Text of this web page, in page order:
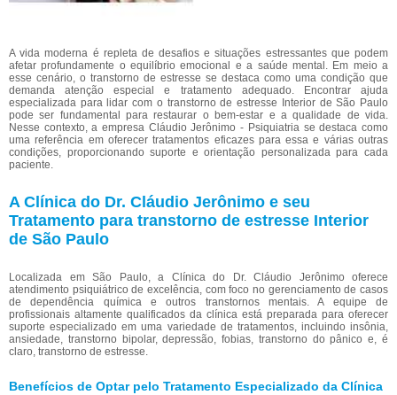
A vida moderna é repleta de desafios e situações estressantes que podem
afetar profundamente o equilíbrio emocional e a saúde mental. Em meio a
esse cenário, o transtorno de estresse se destaca como uma condição que
demanda atenção especial e tratamento adequado. Encontrar ajuda
especializada para lidar com o transtorno de estresse Interior de São Paulo
pode ser fundamental para restaurar o bem-estar e a qualidade de vida.
Nesse contexto, a empresa Cláudio Jerônimo - Psiquiatria se destaca como
uma referência em oferecer tratamentos eficazes para essa e várias outras
condições, proporcionando suporte e orientação personalizada para cada
paciente.
A Clínica do Dr. Cláudio Jerônimo e seu
Tratamento para transtorno de estresse Interior
de São Paulo
Localizada em São Paulo, a Clínica do Dr. Cláudio Jerônimo oferece
atendimento psiquiátrico de excelência, com foco no gerenciamento de casos
de dependência química e outros transtornos mentais. A equipe de
profissionais altamente qualificados da clínica está preparada para oferecer
suporte especializado em uma variedade de tratamentos, incluindo insônia,
ansiedade, transtorno bipolar, depressão, fobias, transtorno do pânico e, é
claro, transtorno de estresse.
Benefícios de Optar pelo Tratamento Especializado da Clínica